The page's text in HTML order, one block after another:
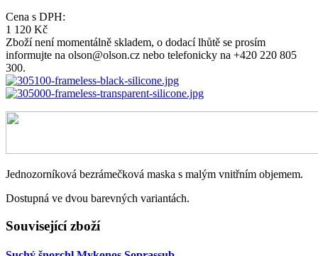
Cena s DPH:
1 120 Kč
Zboží není momentálně skladem, o dodací lhůtě se prosím
informujte na olson@olson.cz nebo telefonicky na +420 220 805
300.
Jednozorníková bezrámečková maska s malým vnitřním objemem.
Dostupná ve dvou barevných variantách.
Související zboží